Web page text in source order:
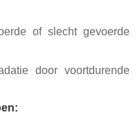
of slecht gevoerde
door voortdurende